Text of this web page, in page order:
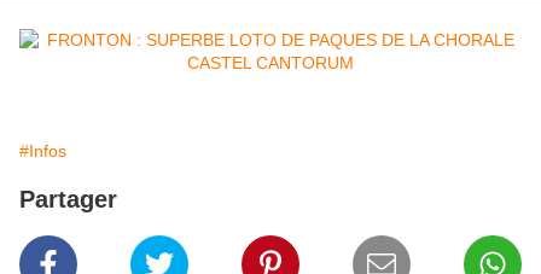
#Infos
Partager